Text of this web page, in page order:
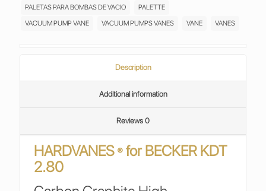
PALETTE
H170394/4
PALETAS PARA BOMBAS DE VACIO
PALETTE
VACUUM PUMP VANE
VACUUM PUMPS VANES VANE VANES
Description
Additional information
Reviews 0
HARDVANES ® forBECKER KDT
2.80